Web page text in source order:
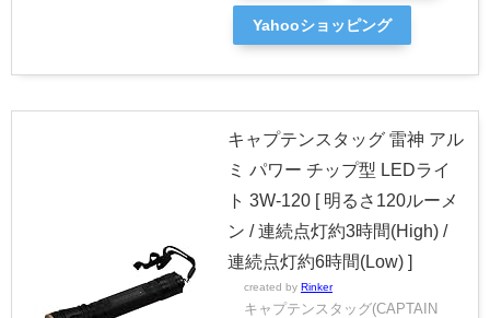
Yahooショッピング
キャプテンスタッグ 雷神 アル
ミ パワー チップ型 LEDライ
ト 3W-120 [ 明るさ120ルーメ
ン / 連続点灯約3時間(High) /
連続点灯約6時間(Low) ]
created by Rinker
キャプテンスタッグ(CAPTAIN